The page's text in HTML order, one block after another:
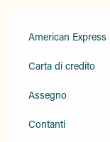
American Express
Carta di credito
Assegno
Contanti